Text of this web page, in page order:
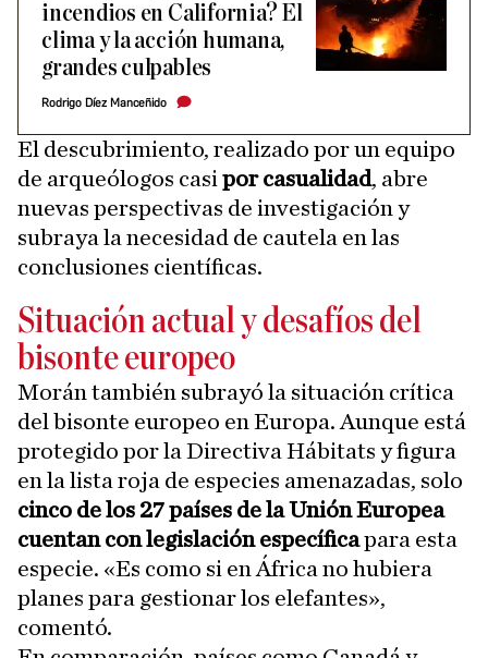
incendios en California? El
clima y la acción humana,
grandes culpables
Rodrigo Díez Manceñido
El descubrimiento, realizado por un equipo
de arqueólogos casi por casualidad, abre
nuevas perspectivas de investigación y
subraya la necesidad de cautela en las
conclusiones científicas.
Situación actual y desafíos del
bisonte europeo
Morán también subrayó la situación crítica
del bisonte europeo en Europa. Aunque está
protegido por la Directiva Hábitats y figura
en la lista roja de especies amenazadas, solo
cinco de los 27 países de la Unión Europea
cuentan con legislación específicapara esta
especie. «Es como si en África no hubiera
planes para gestionar los elefantes»,
comentó.